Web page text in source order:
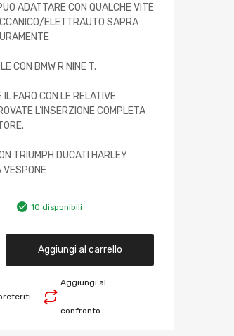
ADATTARE CON QUALCHE VITE
ELETTRAUTO SAPRA
CON BMW R NINE T.
FARO CON LE RELATIVE
L’INSERZIONE COMPLETA
TRIUMPH DUCATI HARLEY
VESPONE
10 disponibili
Aggiungi al carrello
Aggiungi al
confronto